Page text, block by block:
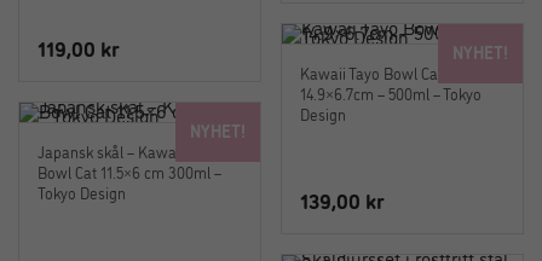
119,00 kr NYHET!
Kawaii Tayo Bowl Cat Neko
14.9×6.7cm – 500ml – Tokyo
Design
139,00 kr
NYHET!
Japansk skål – Kawaii Rice
Bowl Cat 11.5×6 cm 300ml –
Tokyo Design